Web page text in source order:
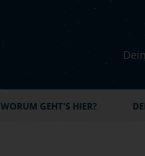
WORUM GEHT'S HIER?